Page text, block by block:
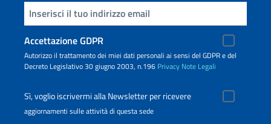
Inserisci la tua email
Accettazione GDPR
Autorizzo il trattamento dei miei dati personali ai sensi del GDPR e del
Decreto Legislativo 30 giugno 2003, n.196 Privacy Note Legali
Sì, voglio iscrivermi alla Newsletter per ricevere
aggiornamenti sulle attività di questa sede